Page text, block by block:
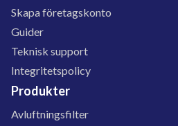
Skapa företagskonto
Guider
Teknisk support
Integritetspolicy
Produkter
Avluftningsfilter